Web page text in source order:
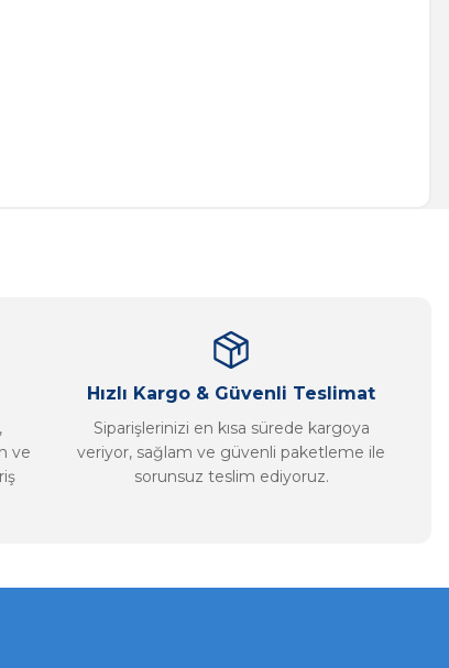
ve
Hızlı Kargo & Güvenli Teslimat
Siparişlerinizi en kısa sürede kargoya
veriyor, sağlam ve güvenli paketleme ile
sorunsuz teslim ediyoruz.